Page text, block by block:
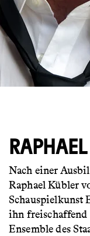
Nach einer
Raphael Kübler
Schauspielkunst
ihn freischaffend
Ensemble des